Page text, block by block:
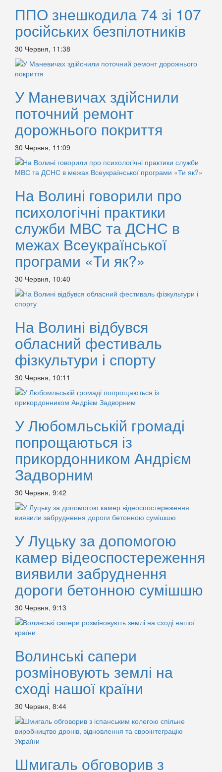
ППО знешкодила 74 зі 107
російських безпілотників
30 Червня, 11:38
У Маневичах здійснили
поточний ремонт
дорожнього покриття
30 Червня, 11:09
На Волині говорили про
психологічні практики
служби МВС та ДСНС в
межах Всеукраїнської
програми «Ти як?»
30 Червня, 10:40
На Волині відбувся
обласний фестиваль
фізкультури і спорту
30 Червня, 10:11
У Любомльській громаді
попрощаються із
прикордонником Андрієм
Задворним
30 Червня, 9:42
У Луцьку за допомогою
камер відеоспостереження
виявили забруднення
дороги бетонною сумішшю
30 Червня, 9:13
Волинські сапери
розміновують землі на
сході нашої країни
30 Червня, 8:44
Шмигаль обговорив з